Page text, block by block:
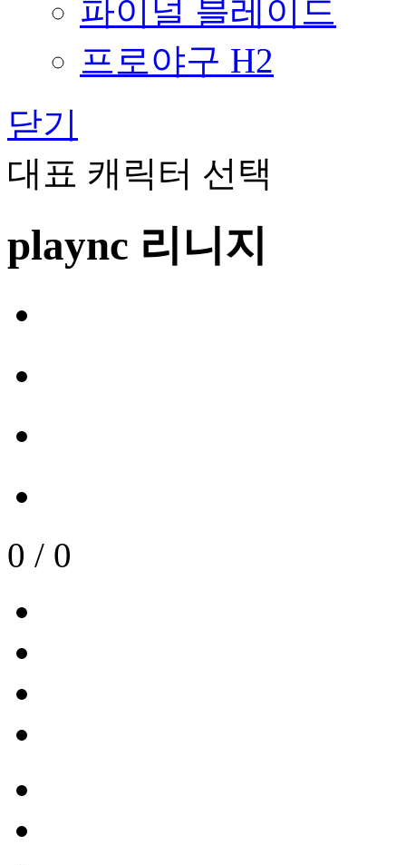
파이널 블레이드
프로야구 H2
닫기
대표 캐릭터 선택
plaync 리니지
0 / 0